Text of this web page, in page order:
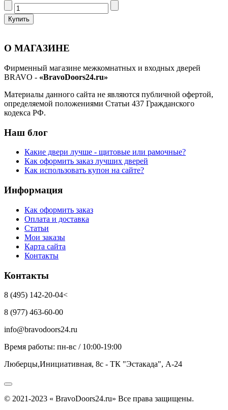
О МАГАЗИНЕ
Фирменный магазине межкомнатных и входных дверей
BRAVO - «BravoDoors24.ru»
Материалы данного сайта не являются публичной офертой,
определяемой положениями Статьи 437 Гражданского
кодекса РФ.
Наш блог
Какие двери лучше - щитовые или рамочные?
Как оформить заказ лучших дверей
Как использовать купон на сайте?
Информация
Как оформить заказ
Оплата и доставка
Статьи
Мои заказы
Карта сайта
Контакты
Контакты
8 (495) 142-20-04<
8 (977) 463-60-00
info@bravodoors24.ru
Время работы: пн-вс / 10:00-19:00
Люберцы,Инициативная, 8с - ТК "Эстакада", А-24
© 2021-2023 « BravoDoors24.ru» Все права защищены.